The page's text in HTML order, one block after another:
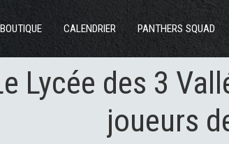
BOUTIQUE
CALENDRIER PANTHERS SQUAD
ACTUS
SECTIONS
CLUB
Lycée des 3
joueurs